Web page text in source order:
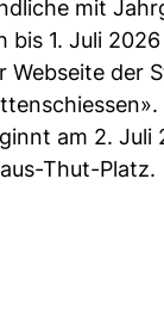
mit
bis 1. Juli 2026
Webseite der
am 2. Juli
Thut-Platz.